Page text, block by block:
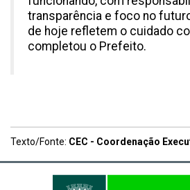
transparência e foco no
de hoje refletem o cuidado
completou o Prefeito.
Texto/Fonte: CEC - Coordenação